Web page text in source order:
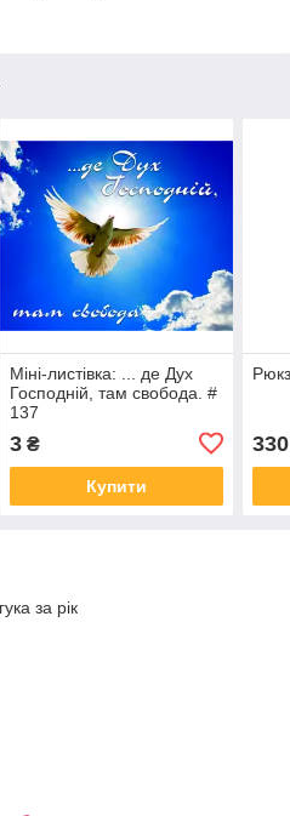
Міні-листівка: ... де Дух
Господній, там свобода. #
137
3₴
Купити
330
за рік